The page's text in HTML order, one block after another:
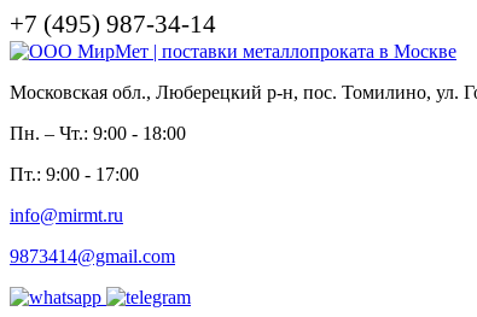
+7 (495) 987-34-14
Московская обл., Люберецкий р-н, пос. Томилино, ул.
Пн. – Чт.: 9:00 - 18:00
Пт.: 9:00 - 17:00
info@mirmt.ru
9873414@gmail.com